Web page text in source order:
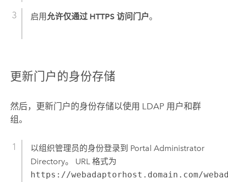
启用 允许仅通过 HTTPS 访问门户。
更新门户的身份存储
然后，更新门户的身份存储以使用 LDAP 用户和群
组。
以组织管理员的身份登录到 Portal Administrator
Directory。 URL 格式为
https://webadaptorhost.domain.com/